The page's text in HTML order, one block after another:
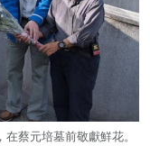
蔡元培墓前敬獻鮮花。